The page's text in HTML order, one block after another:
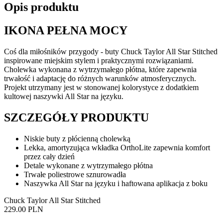
Opis produktu
IKONA PEŁNA MOCY
Coś dla miłośników przygody - buty Chuck Taylor All Star Stitched
inspirowane miejskim stylem i praktycznymi rozwiązaniami.
Cholewka wykonana z wytrzymałego płótna, które zapewnia
trwałość i adaptację do różnych warunków atmosferycznych.
Projekt utrzymany jest w stonowanej kolorystyce z dodatkiem
kultowej naszywki All Star na języku.
SZCZEGÓŁY PRODUKTU
Niskie buty z płócienną cholewką
Lekka, amortyzująca wkładka OrthoLite zapewnia komfort
przez cały dzień
Detale wykonane z wytrzymałego płótna
Trwałe poliestrowe sznurowadła
Naszywka All Star na języku i haftowana aplikacja z boku
Chuck Taylor All Star Stitched
229.00 PLN